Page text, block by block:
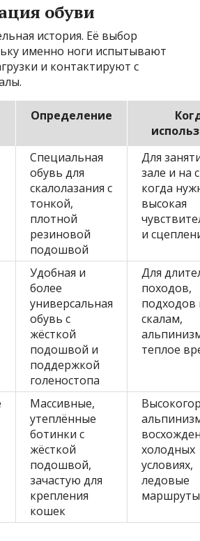
обуви
история. Её выбор
именно ноги испытывают
и контактируют с
Определение
Специальная
обувь для
скалолазания с
тонкой,
плотной
резиновой
подошвой
Для
зале и на
когда
высокая
и
Удобная и
более
универсальная
обувь с
жёсткой
подошвой и
поддержкой
голеностопа
Для
походов,
подходов
скалам,
теплое
Массивные,
утеплённые
ботинки с
жёсткой
подошвой,
зачастую для
крепления
кошек
холодных
условиях,
ледовые
маршруты